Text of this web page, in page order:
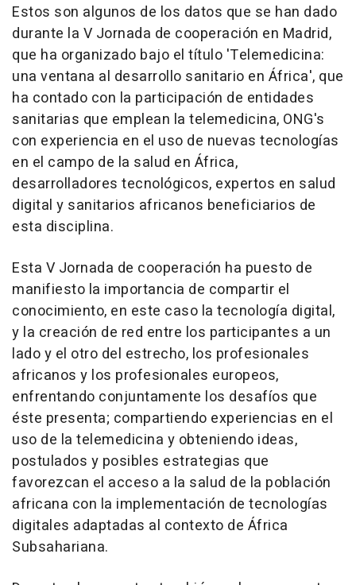
Estos son algunos de los datos que se han dado
durante la V Jornada de cooperación en Madrid,
que ha organizado bajo el título 'Telemedicina:
una ventana al desarrollo sanitario en África', que
ha contado con la participación de entidades
sanitarias que emplean la telemedicina, ONG's
con experiencia en el uso de nuevas tecnologías
en el campo de la salud en África,
desarrolladores tecnológicos, expertos en salud
digital y sanitarios africanos beneficiarios de
esta disciplina.
Esta V Jornada de cooperación ha puesto de
manifiesto la importancia de compartir el
conocimiento, en este caso la tecnología digital,
y la creación de red entre los participantes a un
lado y el otro del estrecho, los profesionales
africanos y los profesionales europeos,
enfrentando conjuntamente los desafíos que
éste presenta; compartiendo experiencias en el
uso de la telemedicina y obteniendo ideas,
postulados y posibles estrategias que
favorezcan el acceso a la salud de la población
africana con la implementación de tecnologías
digitales adaptadas al contexto de África
Subsahariana.